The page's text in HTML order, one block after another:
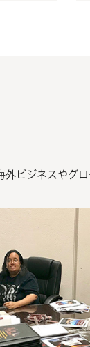
ビジネスやグ